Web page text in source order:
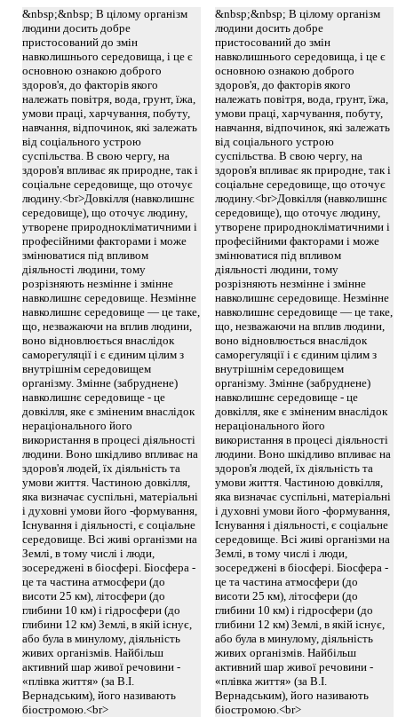
&nbsp;&nbsp; В цілому організм
людини досить добре
пристосований до змін
навколишнього середовища, і це є
основною ознакою доброго
здоров'я, до факторів якого
належать повітря, вода, грунт, їжа,
умови праці, харчування, побуту,
навчання, відпочинок, які залежать
від соціального устрою
суспільства. В свою чергу, на
здоров'я впливає як природне, так і
соціальне середовище, що оточує
людину.<br>Довкілля (навколишнє
середовище), що оточує людину,
утворене природнокліматичними і
професійними факторами і може
змінюватися під впливом
діяльності людини, тому
розрізняють незмінне і змінне
навколишнє середовище. Незмінне
навколишнє середовище — це таке,
що, незважаючи на вплив людини,
воно відновлюється внаслідок
саморегуляції і є єдиним цілим з
внутрішнім середовищем
організму. Змінне (забруднене)
навколишнє середовище - це
довкілля, яке є зміненим внаслідок
нераціонального його
використання в процесі діяльності
людини. Воно шкідливо впливає на
здоров'я людей, їх діяльність та
умови життя. Частиною довкілля,
яка визначає суспільні, матеріальні
і духовні умови його -формування,
Існування і діяльності, є соціальне
середовище. Всі живі організми на
Землі, в тому числі і люди,
зосереджені в біосфері. Біосфера -
це та частина атмосфери (до
висоти 25 км), літосфери (до
глибини 10 км) і гідросфери (до
глибини 12 км) Землі, в якій існує,
або була в минулому, діяльність
живих організмів. Найбільш
активний шар живої речовини -
«плівка життя» (за В.І.
Вернадським), його називають
біостромою.<br>
&nbsp;&nbsp; В цілому організм
людини досить добре
пристосований до змін
навколишнього середовища, і це є
основною ознакою доброго
здоров'я, до факторів якого
належать повітря, вода, грунт, їжа,
умови праці, харчування, побуту,
навчання, відпочинок, які залежать
від соціального устрою
суспільства. В свою чергу, на
здоров'я впливає як природне, так і
соціальне середовище, що оточує
людину.<br>Довкілля (навколишнє
середовище), що оточує людину,
утворене природнокліматичними і
професійними факторами і може
змінюватися під впливом
діяльності людини, тому
розрізняють незмінне і змінне
навколишнє середовище. Незмінне
навколишнє середовище — це таке,
що, незважаючи на вплив людини,
воно відновлюється внаслідок
саморегуляції і є єдиним цілим з
внутрішнім середовищем
організму. Змінне (забруднене)
навколишнє середовище - це
довкілля, яке є зміненим внаслідок
нераціонального його
використання в процесі діяльності
людини. Воно шкідливо впливає на
здоров'я людей, їх діяльність та
умови життя. Частиною довкілля,
яка визначає суспільні, матеріальні
і духовні умови його -формування,
Існування і діяльності, є соціальне
середовище. Всі живі організми на
Землі, в тому числі і люди,
зосереджені в біосфері. Біосфера -
це та частина атмосфери (до
висоти 25 км), літосфери (до
глибини 10 км) і гідросфери (до
глибини 12 км) Землі, в якій існує,
або була в минулому, діяльність
живих організмів. Найбільш
активний шар живої речовини -
«плівка життя» (за В.І.
Вернадським), його називають
біостромою.<br>